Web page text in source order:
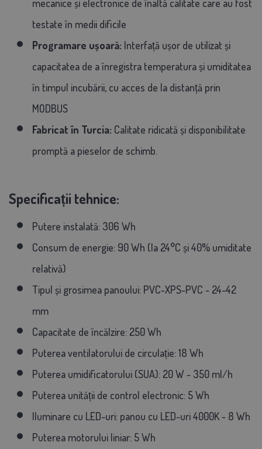
mecanice și electronice de înaltă calitate care au fost
testate în medii dificile
Programare ușoară: Interfață ușor de utilizat și
capacitatea de a înregistra temperatura și umiditatea
în timpul incubării, cu acces de la distanță prin
MODBUS
Fabricat în Turcia: Calitate ridicată și disponibilitate
promptă a pieselor de schimb.
Specificații tehnice:
Putere instalată: 306 Wh
Consum de energie: 90 Wh (la 24°C și 40% umiditate
relativă)
Tipul și grosimea panoului: PVC-XPS-PVC - 24-42
mm
Capacitate de încălzire: 250 Wh
Puterea ventilatorului de circulație: 18 Wh
Puterea umidificatorului (SUA): 20 W - 350 ml/h
Puterea unității de control electronic: 5 Wh
Iluminare cu LED-uri: panou cu LED-uri 4000K - 8 Wh
Puterea motorului liniar: 5 Wh